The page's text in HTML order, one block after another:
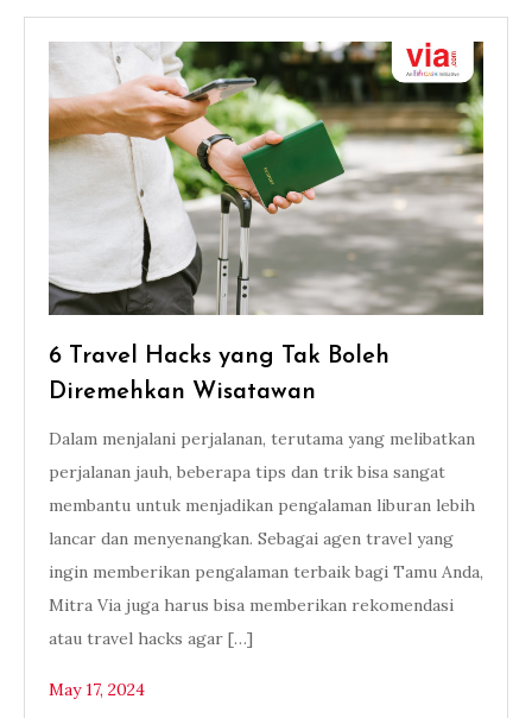
6 Travel Hacks yang Tak Boleh
Diremehkan Wisatawan
Dalam menjalani perjalanan, terutama yang melibatkan
perjalanan jauh, beberapa tips dan trik bisa sangat
membantu untuk menjadikan pengalaman liburan lebih
lancar dan menyenangkan. Sebagai agen travel yang
ingin memberikan pengalaman terbaik bagi Tamu Anda,
Mitra Via juga harus bisa memberikan rekomendasi
atau travel hacks agar […]
May 17, 2024